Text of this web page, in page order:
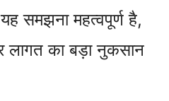
समझना महत्वपूर्ण है,
का बड़ा नुकसान